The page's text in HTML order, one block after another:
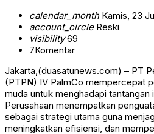
calendar_monthKamis, 23
account_circleReski
visibility69
7Komentar
Jakarta,(duasatunews.com) – PT
(PTPN) IV PalmCo mempercepat
muda untuk menghadapi tantangan
Perusahaan menempatkan
sebagai strategi utama guna
meningkatkan efisiensi, dan